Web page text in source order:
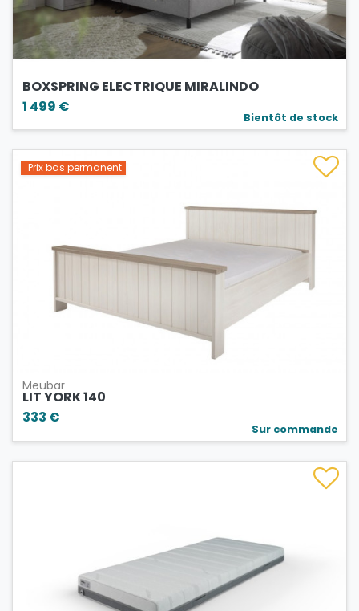
BOXSPRING ELECTRIQUE MIRALINDO
1 499 €
Bientôt de stock
Prix bas permanent
Meubar
LIT YORK 140
333 €
Sur commande